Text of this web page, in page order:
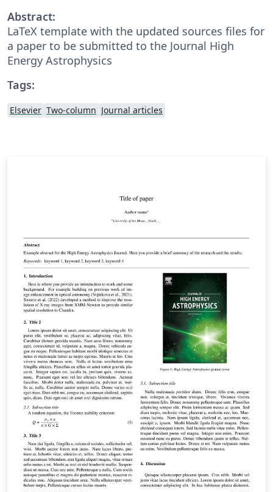
Abstract:
LaTeX template with the updated sources files for
a paper to be submitted to the Journal High
Energy Astrophysics
Tags:
Elsevier Two-column Journal articles